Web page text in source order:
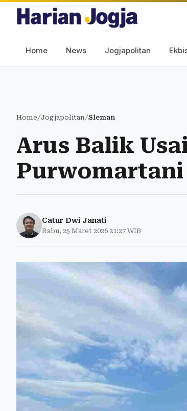
Home News Jogjapolitan
Home/Jogjapolitan/Sleman
Arus Balik
Purwomartani
Catur Dwi Janati
Rabu, 25 Maret 2026 21:27 WIB